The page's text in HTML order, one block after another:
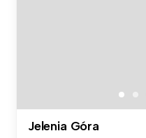
Jelenia Góra